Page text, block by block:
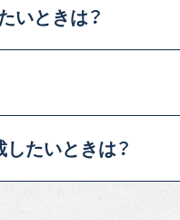
いときは？
したいときは？